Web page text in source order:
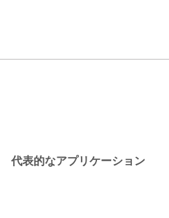
代表的なアプリケーション